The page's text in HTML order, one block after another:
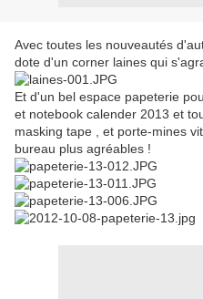
Avec toutes les nouveautés
dote d'un corner laines qui
Et d'un bel espace papeterie
et notebook calender 2013 et
masking tape , et porte-mines
bureau plus agréables !